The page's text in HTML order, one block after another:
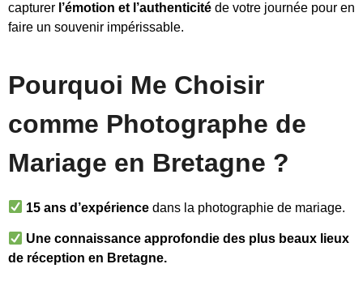
capturer l’émotion et l’authenticité de votre journée pour en
faire un souvenir impérissable.
Pourquoi Me Choisir
comme Photographe de
Mariage en Bretagne ?
15 ans d’expérience dans la photographie de mariage.
Une connaissance approfondie des plus beaux lieux
de réception en Bretagne.